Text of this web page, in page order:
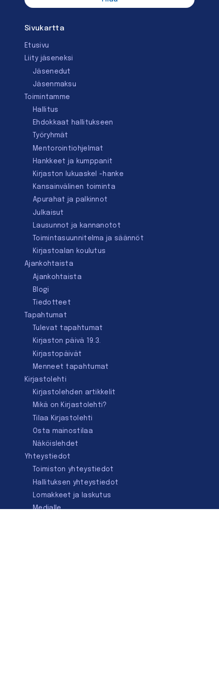
Sivukartta
Etusivu
Liity jäseneksi
Jäsenedut
Jäsenmaksu
Toimintamme
Hallitus
Ehdokkaat hallitukseen
Työryhmät
Mentorointi­ohjelmat
Hankkeet ja kumppanit
Kirjaston lukuaskel -hanke
Kansainvälinen toiminta
Apurahat ja palkinnot
Julkaisut
Lausunnot ja kannanotot
Toimintasuunnitelma ja säännöt
Kirjastoalan koulutus
Ajankohtaista
Ajankohtaista
Blogi
Tiedotteet
Tapahtumat
Tulevat tapahtumat
Kirjaston päivä 19.3.
Kirjastopäivät
Menneet tapahtumat
Kirjastolehti
Kirjastolehden artikkelit
Mikä on Kirjastolehti?
Tilaa Kirjastolehti
Osta mainostilaa
Näköislehdet
Yhteystiedot
Toimiston yhteystiedot
Hallituksen yhteystiedot
Lomakkeet ja laskutus
Medialle